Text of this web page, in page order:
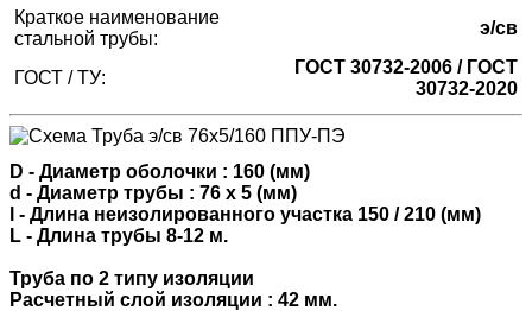
Краткое наименование
стальной трубы:
э/св
ГОСТ / ТУ:
ГОСТ 30732-2006 / ГОСТ
30732-2020
D - Диаметр оболочки : 160 (мм)
d - Диаметр трубы : 76 х 5 (мм)
l - Длина неизолированного участка 150 / 210 (мм)
L - Длина трубы 8-12 м.
Труба по 2 типу изоляции
Расчетный слой изоляции : 42 мм.